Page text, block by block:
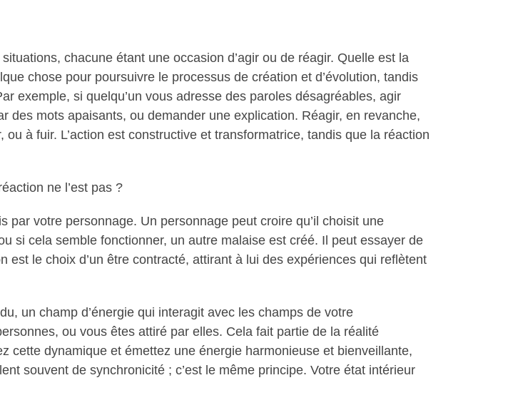
chacune étant une occasion d’agir ou de réagir. Quelle est la
chose pour poursuivre le processus de création et d’évolution, tandis
exemple, si quelqu’un vous adresse des paroles désagréables, agir
des mots apaisants, ou demander une explication. Réagir, en revanche,
à fuir. L’action est constructive et transformatrice, tandis que la réaction
ne l’est pas ?
par votre personnage. Un personnage peut croire qu’il choisit une
si cela semble fonctionner, un autre malaise est créé. Il peut essayer de
le choix d’un être contracté, attirant à lui des expériences qui reflètent
un champ d’énergie qui interagit avec les champs de votre
ou vous êtes attiré par elles. Cela fait partie de la réalité
cette dynamique et émettez une énergie harmonieuse et bienveillante,
souvent de synchronicité ; c’est le même principe. Votre état intérieur